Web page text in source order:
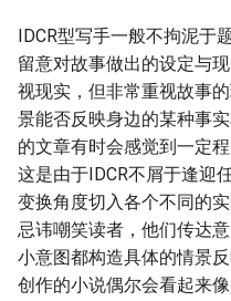
IDCR型写手一般不拘泥于
留意对故事做出的设定与
视现实，但非常重视故事
景能否反映身边的某种事
的文章有时会感觉到一定
这是由于IDCR不屑于逢迎
变换角度切入各个不同的
忌讳嘲笑读者，他们传达
小意图都构造具体的情景
创作的小说偶尔会看起来像